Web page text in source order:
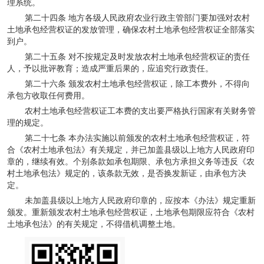
理系统。
第二十四条 地方各级人民政府农业行政主管部门要加强对农村
土地承包经营权证的发放管理，确保农村土地承包经营权证全部落实
到户。
第二十五条 对不按规定及时发放农村土地承包经营权证的责任
人，予以批评教育；造成严重后果的，应追究行政责任。
第二十六条 颁发农村土地承包经营权证，除工本费外，不得向
承包方收取任何费用。
农村土地承包经营权证工本费的支出要严格执行国家有关财务管
理的规定。
第二十七条 本办法实施以前颁发的农村土地承包经营权证，符
合《农村土地承包法》有关规定，并已加盖县级以上地方人民政府印
章的，继续有效。个别条款如承包期限、承包方承担义务等违反《农
村土地承包法》规定的，该条款无效，是否换发新证，由承包方决
定。
未加盖县级以上地方人民政府印章的，应按本《办法》规定重新
颁发。重新颁发农村土地承包经营权证，土地承包期限应符合《农村
土地承包法》的有关规定，不得借机调整土地。